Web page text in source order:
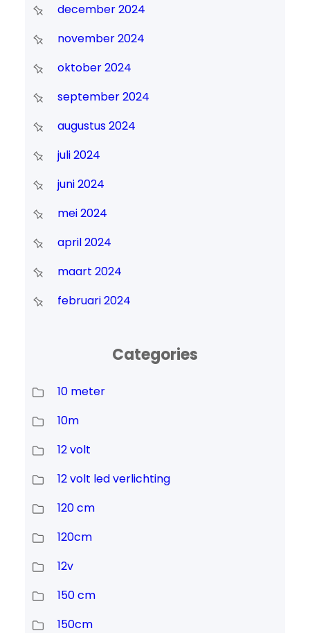
december 2024
november 2024
oktober 2024
september 2024
augustus 2024
juli 2024
juni 2024
mei 2024
april 2024
maart 2024
februari 2024
Categories
10 meter
10m
12 volt
12 volt led verlichting
120 cm
120cm
12v
150 cm
150cm